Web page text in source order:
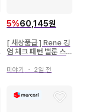
5%60,145원
[ 새상품급 ] Rene 깅
엄 체크 패턴 벌룬 스
미야기 ・ 2일 전